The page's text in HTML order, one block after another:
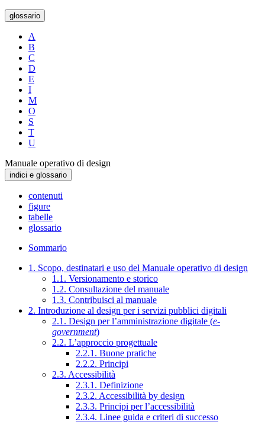
glossario
A
B
C
D
E
I
M
O
S
T
U
Manuale operativo di design
indici e glossario
contenuti
figure
tabelle
glossario
Sommario
1. Scopo, destinatari e uso del Manuale operativo di design
1.1. Versionamento e storico
1.2. Consultazione del manuale
1.3. Contribuisci al manuale
2. Introduzione al design per i servizi pubblici digitali
2.1. Design per l’amministrazione digitale (e-
government)
2.2. L’approccio progettuale
2.2.1. Buone pratiche
2.2.2. Principi
2.3. Accessibilità
2.3.1. Definizione
2.3.2. Accessibilità by design
2.3.3. Principi per l’accessibilità
2.3.4. Linee guida e criteri di successo